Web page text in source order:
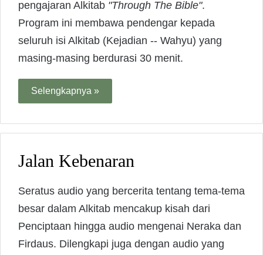
pengajaran Alkitab "Through The Bible".
Program ini membawa pendengar kepada
seluruh isi Alkitab (Kejadian -- Wahyu) yang
masing-masing berdurasi 30 menit.
Selengkapnya »
Jalan Kebenaran
Seratus audio yang bercerita tentang tema-tema
besar dalam Alkitab mencakup kisah dari
Penciptaan hingga audio mengenai Neraka dan
Firdaus. Dilengkapi juga dengan audio yang